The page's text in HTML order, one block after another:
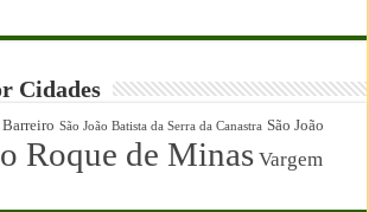
Cidades
Barreiro São João Batista da Serra da Canastra São João
Roque de Minas Vargem